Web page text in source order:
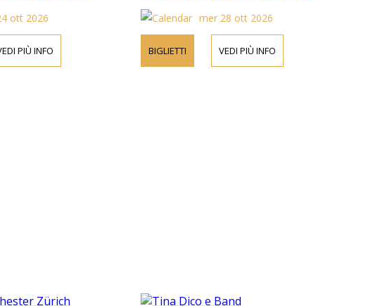
ott 2026
PIÙ INFO
mer 28 ott 2026
BIGLIETTI VEDI PIÙ INFO